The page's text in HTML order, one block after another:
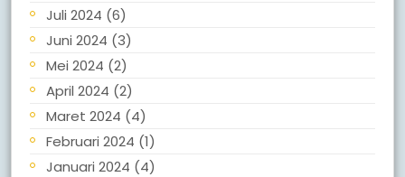
Juli 2024 (6)
Juni 2024 (3)
Mei 2024 (2)
April 2024 (2)
Maret 2024 (4)
Februari 2024 (1)
Januari 2024 (4)